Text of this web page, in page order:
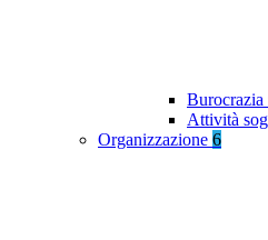
Burocrazia
Attività
Organizzazione 6